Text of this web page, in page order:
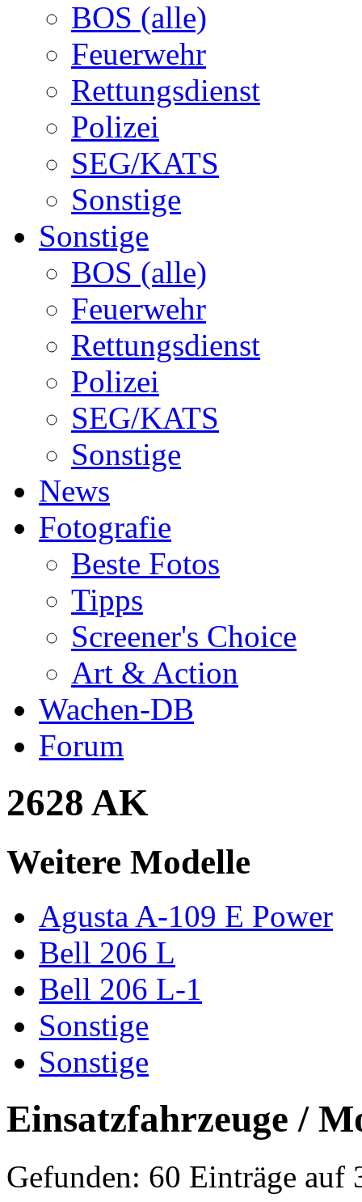
BOS (alle)
Feuerwehr
Rettungsdienst
Polizei
SEG/KATS
Sonstige
Sonstige
BOS (alle)
Feuerwehr
Rettungsdienst
Polizei
SEG/KATS
Sonstige
News
Fotografie
Beste Fotos
Tipps
Screener's Choice
Art & Action
Wachen-DB
Forum
2628 AK
Weitere Modelle
Agusta A-109 E Power
Bell 206 L
Bell 206 L-1
Sonstige
Sonstige
Einsatzfahrzeuge /
Gefunden: 60 Einträge auf